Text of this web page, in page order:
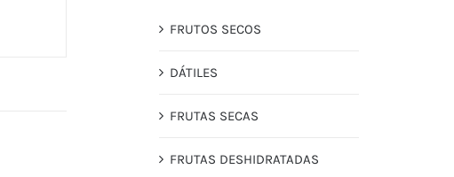
FRUTOS SECOS
DÁTILES
FRUTAS SECAS
FRUTAS DESHIDRATADAS